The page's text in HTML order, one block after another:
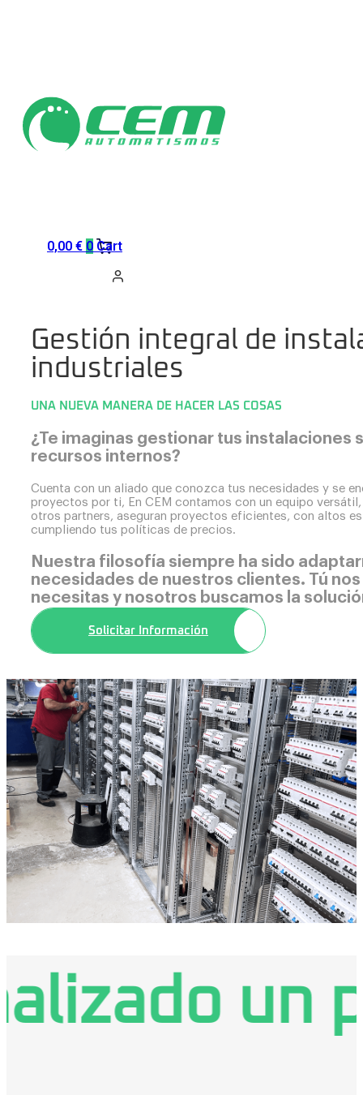
0,00 € 0 Cart
Gestión integral de
industriales
UNA NUEVA MANERA DE HACER LAS COSAS
¿Te imaginas gestionar tus instalaciones
recursos internos?
Cuenta con un aliado que conozca tus necesidades y se
proyectos por ti, En CEM contamos con un equipo
otros partners, aseguran proyectos eficientes, con altos
cumpliendo tus políticas de precios.
Nuestra filosofía siempre ha sido
necesidades de nuestros clientes. Tú
necesitas y nosotros buscamos la
Solicitar Información
un